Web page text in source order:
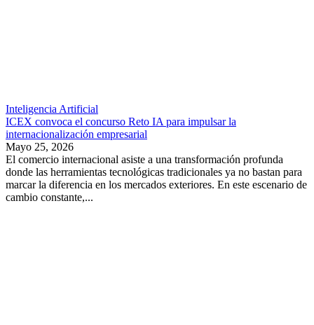
Inteligencia Artificial
ICEX convoca el concurso Reto IA para impulsar la
internacionalización empresarial
Mayo 25, 2026
El comercio internacional asiste a una transformación profunda
donde las herramientas tecnológicas tradicionales ya no bastan para
marcar la diferencia en los mercados exteriores. En este escenario de
cambio constante,...